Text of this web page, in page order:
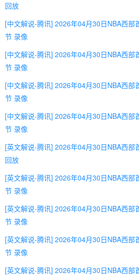
回放
[中文解说-腾讯] 2026年04月30日NBA西部
节 录像
[中文解说-腾讯] 2026年04月30日NBA西部
节 录像
[中文解说-腾讯] 2026年04月30日NBA西部
节 录像
[中文解说-腾讯] 2026年04月30日NBA西部
节 录像
[英文解说-腾讯] 2026年04月30日NBA西部
回放
[英文解说-腾讯] 2026年04月30日NBA西部
节 录像
[英文解说-腾讯] 2026年04月30日NBA西部
节 录像
[英文解说-腾讯] 2026年04月30日NBA西部
节 录像
[英文解说-腾讯] 2026年04月30日NBA西部